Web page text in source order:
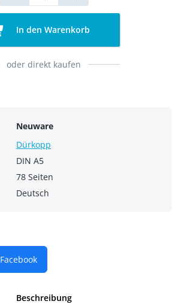
In den Warenkorb
oder direkt kaufen
Neuware
Dürkopp
DIN A5
78 Seiten
Deutsch
Beschreibung
Facebook